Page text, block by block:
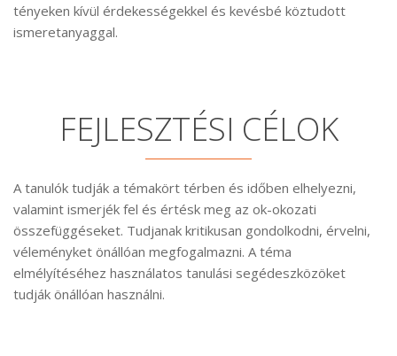
tényeken kívül érdekességekkel és kevésbé köztudott
ismeretanyaggal.
FEJLESZTÉSI CÉLOK
A tanulók tudják a témakört térben és időben elhelyezni,
valamint ismerjék fel és értésk meg az ok-okozati
összefüggéseket. Tudjanak kritikusan gondolkodni, érvelni,
véleményket önállóan megfogalmazni. A téma
elmélyítéséhez használatos tanulási segédeszközöket
tudják önállóan használni.